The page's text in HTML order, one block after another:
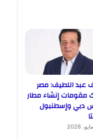
عبد اللطيف: مصر
مقومات إنشاء مطار
دبي وإسطنبول